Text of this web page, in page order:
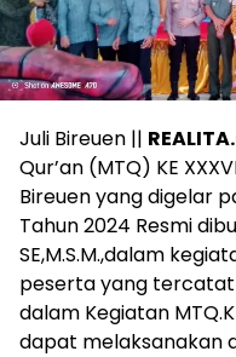
Juli Bireuen ||
Qur’an (MTQ) KE
Bireuen yang digelar
Tahun 2024 Resmi
SE,M.S.M.,dalam
peserta yang
dalam Kegiatan
dapat melaksanakan